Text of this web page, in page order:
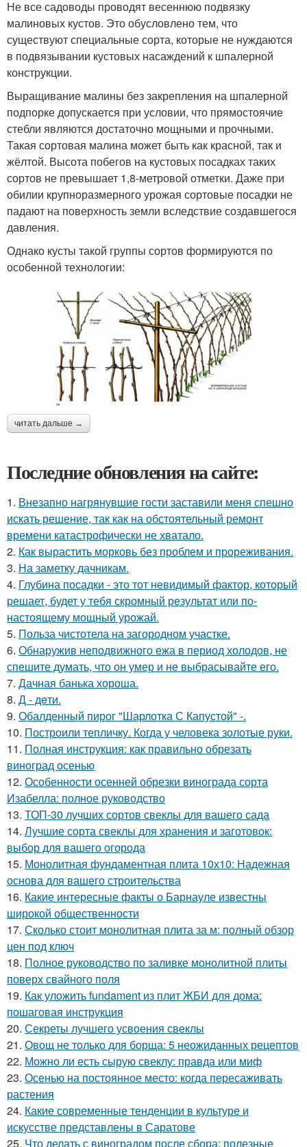
Не все садоводы проводят весеннюю подвязку
малиновых кустов. Это обусловлено тем, что
существуют специальные сорта, которые не нуждаются
в подвязывании кустовых насаждений к шпалерной
конструкции.
Выращивание малины без закрепления на шпалерной
подпорке допускается при условии, что прямостоячие
стебли являются достаточно мощными и прочными.
Такая сортовая малина может быть как красной, так и
жёлтой. Высота побегов на кустовых посадках таких
сортов не превышает 1,8-метровой отметки. Даже при
обилии крупноразмерного урожая сортовые посадки не
падают на поверхность земли вследствие создавшегося
давления.
Однако кусты такой группы сортов формируются по
особенной технологии:
читать дальше →
Последние обновления на сайте:
1. Внезапно нагрянувшие гости заставили меня спешно
искать решение, так как на обстоятельный ремонт
времени катастрофически не хватало.
2. Как вырастить морковь без проблем и прореживания.
3. На заметку дачникам.
4. Глубина посадки - это тот невидимый фактор, который
решает, будет у тебя скромный результат или по-
настоящему мощный урожай.
5. Польза чистотела на загородном участке.
6. Обнаружив неподвижного ежа в период холодов, не
спешите думать, что он умер и не выбрасывайте его.
7. Дачная банька хороша.
8. Д - дeти.
9. Обалденный пирог "Шарлотка С Капустой" -.
10. Построили тепличку. Когда у человека золотые руки.
11. Полная инструкция: как правильно обрезать
виноград осенью
12. Особенности осенней обрезки винограда сорта
Изабелла: полное руководство
13. ТОП-30 лучших сортов свеклы для вашего сада
14. Лучшие сорта свеклы для хранения и заготовок:
выбор для вашего огорода
15. Монолитная фундаментная плита 10х10: Надежная
основа для вашего строительства
16. Какие интересные факты о Барнауле известны
широкой общественности
17. Сколько стоит монолитная плита за м: полный обзор
цен под ключ
18. Полное руководство по заливке монолитной плиты
поверх свайного поля
19. Как уложить fundament из плит ЖБИ для дома:
пошаговая инструкция
20. Секреты лучшего усвоения свеклы
21. Овощ не только для борща: 5 неожиданных рецептов
22. Можно ли есть сырую свеклу: правда или миф
23. Осенью на постоянное место: когда пересаживать
растения
24. Какие современные тенденции в культуре и
искусстве представлены в Саратове
25. Что делать с виноградом после сбора: полезные